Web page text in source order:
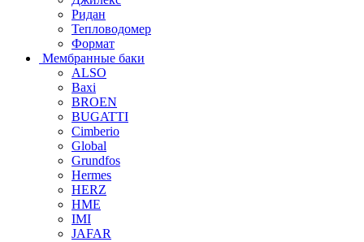
Ридан
Тепловодомер
Формат
Мембранные баки
ALSO
Baxi
BROEN
BUGATTI
Cimberio
Global
Grundfos
Hermes
HERZ
HME
IMI
JAFAR